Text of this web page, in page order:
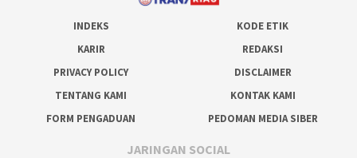
INDEKS
KODE ETIK
KARIR
REDAKSI
PRIVACY POLICY
DISCLAIMER
TENTANG KAMI
KONTAK KAMI
FORM PENGADUAN
PEDOMAN MEDIA SIBER
JARINGAN SOCIAL